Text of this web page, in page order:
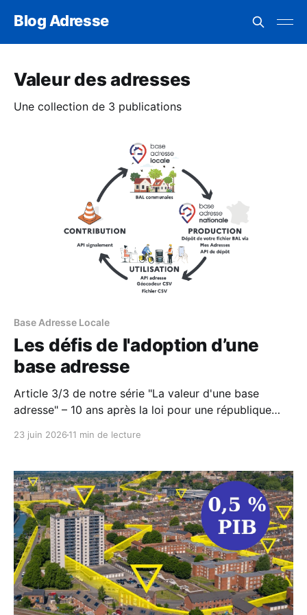
Blog Adresse
Valeur des adresses
Une collection de 3 publications
Base Adresse Locale
Les défis de l'adoption d’une
base adresse
Article 3/3 de notre série "La valeur d'une base
adresse" – 10 ans après la loi pour une république
le cas particulier de la donnée adresse
23 juin 2026 11 min de lecture